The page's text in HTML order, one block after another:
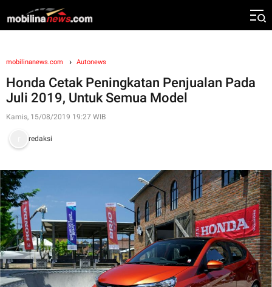
mobilinanews.com Autonews
Honda Cetak Peningkatan Penjualan Pada
Juli 2019, Untuk Semua Model
Kamis, 15/08/2019 19:27 WIB
redaksi